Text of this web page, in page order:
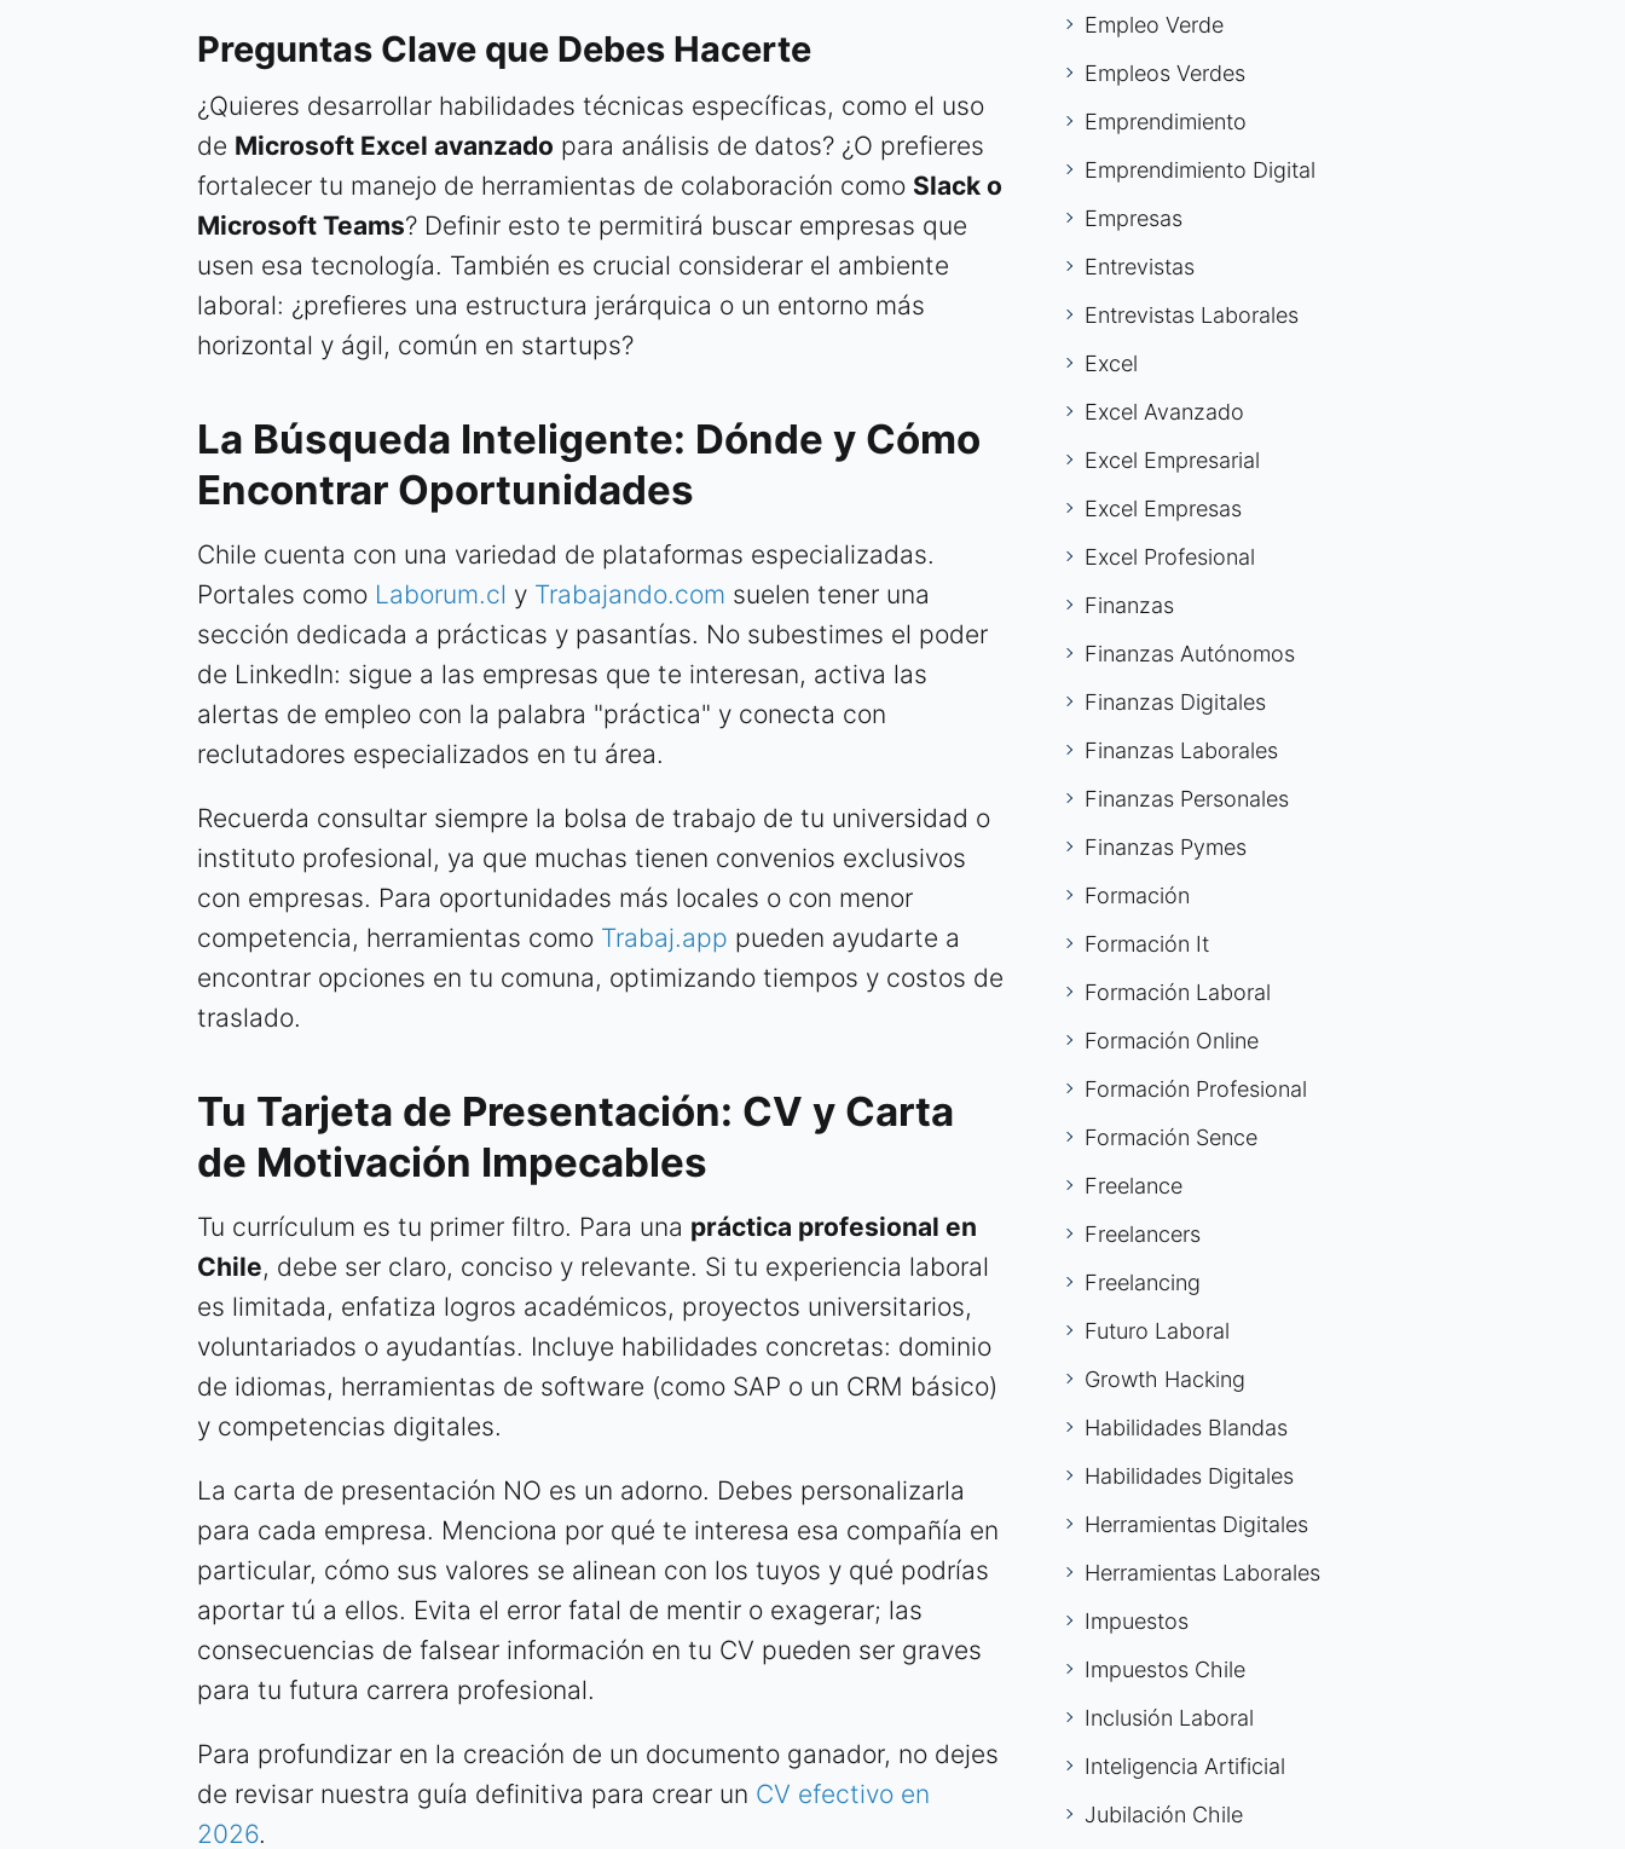
Preguntas Clave que Debes Hacerte
¿Quieres desarrollar habilidades técnicas específicas, como el uso
de Microsoft Excel avanzado para análisis de datos? ¿O prefieres
fortalecer tu manejo de herramientas de colaboración como Slack o
Microsoft Teams? Definir esto te permitirá buscar empresas que
usen esa tecnología. También es crucial considerar el ambiente
laboral: ¿prefieres una estructura jerárquica o un entorno más
horizontal y ágil, común en startups?
La Búsqueda Inteligente: Dónde y Cómo
Encontrar Oportunidades
Chile cuenta con una variedad de plataformas especializadas.
Portales como Laborum.cl y Trabajando.com suelen tener una
sección dedicada a prácticas y pasantías. No subestimes el poder
de LinkedIn: sigue a las empresas que te interesan, activa las
alertas de empleo con la palabra "práctica" y conecta con
reclutadores especializados en tu área.
Recuerda consultar siempre la bolsa de trabajo de tu universidad o
instituto profesional, ya que muchas tienen convenios exclusivos
con empresas. Para oportunidades más locales o con menor
competencia, herramientas como Trabaj.app pueden ayudarte a
encontrar opciones en tu comuna, optimizando tiempos y costos de
traslado.
Tu Tarjeta de Presentación: CV y Carta
de Motivación Impecables
Tu currículum es tu primer filtro. Para una práctica profesional en
Chile, debe ser claro, conciso y relevante. Si tu experiencia laboral
es limitada, enfatiza logros académicos, proyectos universitarios,
voluntariados o ayudantías. Incluye habilidades concretas: dominio
de idiomas, herramientas de software (como SAP o un CRM básico)
y competencias digitales.
La carta de presentación NO es un adorno. Debes personalizarla
para cada empresa. Menciona por qué te interesa esa compañía en
particular, cómo sus valores se alinean con los tuyos y qué podrías
aportar tú a ellos. Evita el error fatal de mentir o exagerar; las
consecuencias de falsear información en tu CV pueden ser graves
para tu futura carrera profesional.
Para profundizar en la creación de un documento ganador, no dejes
de revisar nuestra guía definitiva para crear un CV efectivo en
2026.
Empleo Verde
Empleos Verdes
Emprendimiento
Emprendimiento Digital
Empresas
Entrevistas
Entrevistas Laborales
Excel
Excel Avanzado
Excel Empresarial
Excel Empresas
Excel Profesional
Finanzas
Finanzas Autónomos
Finanzas Digitales
Finanzas Laborales
Finanzas Personales
Finanzas Pymes
Formación
Formación It
Formación Laboral
Formación Online
Formación Profesional
Formación Sence
Freelance
Freelancers
Freelancing
Futuro Laboral
Growth Hacking
Habilidades Blandas
Habilidades Digitales
Herramientas Digitales
Herramientas Laborales
Impuestos
Impuestos Chile
Inclusión Laboral
Inteligencia Artificial
Jubilación Chile